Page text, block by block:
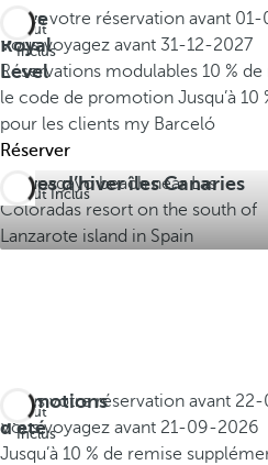
Offre
Royal
Level
Tout
Inclus
Faites votre réservation avant 01-
Vous voyagez avant 31-12-2027
Réservations modulables 10 %
le code de promotion Jusqu’à
pour les clients my Barceló
Réserver
Offres d’hiver îles Canaries
Tout Inclus
Promotions
d'été
Tout
Inclus
Faites votre réservation avant 22-
Vous voyagez avant 21-09-2026
Jusqu’à 10 % de remise